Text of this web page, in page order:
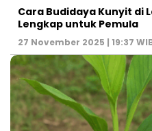
Cara Budidaya Kunyit di
Lengkap untuk Pemula
27 November 2025 | 19:37